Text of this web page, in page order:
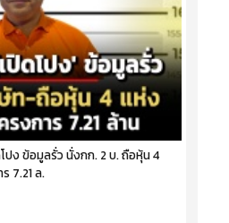
ง ข้อมูลรั่ว นั่งกก. 2 บ. ถือหุ้น 4
7.21 ล.